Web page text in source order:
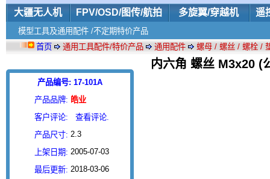
榉木螺旋桨 2-3S 800KV
大疆无人机 FPV/OSD/图传/航拍 多旋翼/穿越机 遥
模型工具及通用配件 /不定期特价产品
首页
通用工具配件/特价产品 通用配件 螺母 / 螺丝 / 螺栓 /
产品编号: 17-101A
产品品牌: 皓业
客户评论:
查看评论.
产品尺寸: 2.3
上架日期: 2005-07-03
最后更新: 2018-03-06
内六角 螺丝 M3x20 (